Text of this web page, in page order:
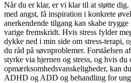
Når du er klar, er vi klar til at støtte
med angst, få inspiration i konkrete
anerkendende tilgang kan skabe
varige fremskridt. Hvis stress fylder
dykke ned i min side om stress-terapi,
du råd på søvnproblemer. Forståelsen
styrke via hjernen og stress, og hvis
opmærksomhedsvanskeligheder, kan
ADHD og ADD og behandling for